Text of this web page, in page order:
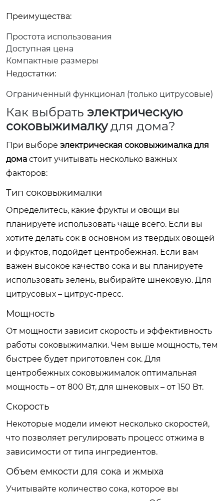
Преимущества:
Простота использования
Доступная цена
Компактные размеры
Недостатки:
Ограниченный функционал (только цитрусовые)
Как выбрать электрическую
соковыжималкудля дома?
При выборе электрическая соковыжималка для
дома стоит учитывать несколько важных
факторов:
Тип соковыжималки
Определитесь, какие фрукты и овощи вы
планируете использовать чаще всего. Если вы
хотите делать сок в основном из твердых овощей
и фруктов, подойдет центробежная. Если вам
важен высокое качество сока и вы планируете
использовать зелень, выбирайте шнековую. Для
цитрусовых – цитрус-пресс.
Мощность
От мощности зависит скорость и эффективность
работы соковыжималки. Чем выше мощность, тем
быстрее будет приготовлен сок. Для
центробежных соковыжималок оптимальная
мощность – от 800 Вт, для шнековых – от 150 Вт.
Скорость
Некоторые модели имеют несколько скоростей,
что позволяет регулировать процесс отжима в
зависимости от типа ингредиентов.
Объем емкости для сока и жмыха
Учитывайте количество сока, которое вы